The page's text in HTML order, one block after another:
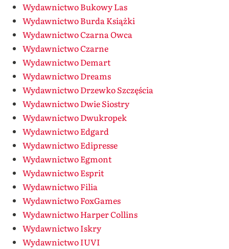
Wydawnictwo Bukowy Las
Wydawnictwo Burda Książki
Wydawnictwo Czarna Owca
Wydawnictwo Czarne
Wydawnictwo Demart
Wydawnictwo Dreams
Wydawnictwo Drzewko Szczęścia
Wydawnictwo Dwie Siostry
Wydawnictwo Dwukropek
Wydawnictwo Edgard
Wydawnictwo Edipresse
Wydawnictwo Egmont
Wydawnictwo Esprit
Wydawnictwo Filia
Wydawnictwo FoxGames
Wydawnictwo Harper Collins
Wydawnictwo Iskry
Wydawnictwo IUVI